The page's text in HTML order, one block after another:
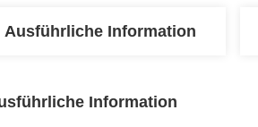
Ausführliche Information
Information